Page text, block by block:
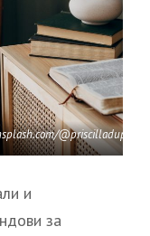
@priscilladupreez
и
за